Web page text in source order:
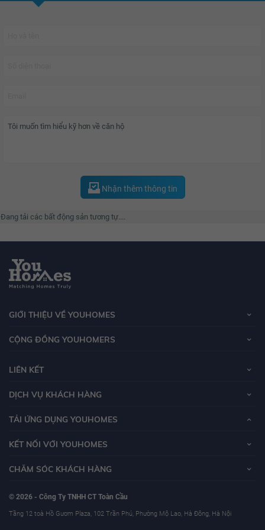
đẹp tổng thể sang trọng.
Đô, gồm 6 tòa chung cư hình cánh cung ôm lấy quảng trường, tiện ích nổi
bật với trung tâm thương mại Vincom Mega Mall , Phố ẩm thực hơn 200 nhà
hàng, trường học quốc tế BVIS, phòng khám đa khoa quốc tế Vinmec, sân
trượt băng trong nhà đầu tiên tại Việt Nam, bãi đỗ xe ngầm rộng hơn 300.000
Chủ đầu tư?
Chủ đầu tư dự án Royal City là Tập đoàn Vingroup, đây là tập đoàn kinh tế tư
nhấn lớn nhất Việt Nam hiện nay. Những ngày cuối năm 2010 chủ đầu tư dự
án Royal City là Vingroup đã triển khai xây dựng dự án khu đô thị phức hợp
quy mô lớn nhất tại Hà Nội là Royal City.
với hệ thống tiện ích và hạ tầng đồng bộ như xe buýt, đường sắt trên cao
như kinh doanh cho thuê căn hộ tại đây.
Nhận thêm thông tin
tải các bất động sản tương tự....
GIỚI THIỆU VỀ YOUHOMES
CỘNG ĐỒNG YOUHOMERS
LIÊN KẾT
DỊCH VỤ KHÁCH HÀNG
TẢI ỨNG DỤNG YOUHOMES
KẾT NỐI VỚI YOUHOMES
CHĂM SÓC KHÁCH HÀNG
© 2026 - Công Ty TNHH CT Toàn Cầu
Tầng 12 toà Hồ Gươm Plaza, 102 Trần Phú, Phường Mộ Lao, Hà Đông, Hà Nội